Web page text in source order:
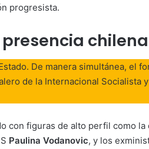
progresista.
chilena
De manera simultánea, el
de la Internacional Socialista
con figuras de alto perfil como la
Paulina Vodanovic, y los